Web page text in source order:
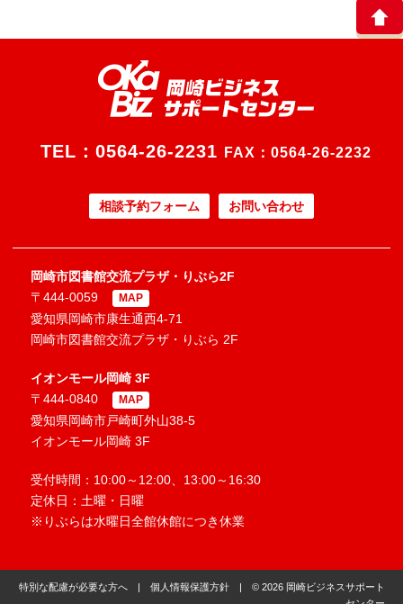
TEL： 0564-26-2231 FAX：0564-26-2232
相談予約フォーム お問い合わせ
岡崎市図書館交流プラザ・りぶら2F
〒444-0059
MAP
愛知県岡崎市康生通西4-71
岡崎市図書館交流プラザ・りぶら 2F
イオンモール岡崎 3F
〒444-0840
MAP
愛知県岡崎市戸崎町外山38-5
イオンモール岡崎 3F
受付時間：10:00～12:00、13:00～16:30
定休日：土曜・日曜
※りぶらは水曜日全館休館につき休業
特別な配慮が必要な方へ | 個人情報保護方針 | © 2026 岡崎ビジネスサポート